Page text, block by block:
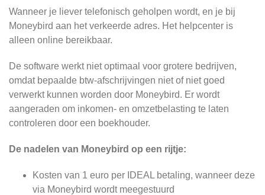
Wanneer je liever telefonisch geholpen wordt, en je bij
Moneybird aan het verkeerde adres. Het helpcenter is
alleen online bereikbaar.
De software werkt niet optimaal voor grotere bedrijven,
omdat bepaalde btw-afschrijvingen niet of niet goed
verwerkt kunnen worden door Moneybird. Er wordt
aangeraden om inkomen- en omzetbelasting te laten
controleren door een boekhouder.
De nadelen van Moneybird op een rijtje:
Kosten van 1 euro per IDEAL betaling, wanneer deze
via Moneybird wordt meegestuurd